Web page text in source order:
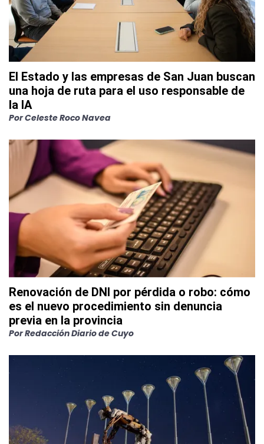
El Estado y las empresas de San Juan buscan
una hoja de ruta para el uso responsable de
la IA
PorCeleste Roco Navea
Renovación de DNI por pérdida o robo: cómo
es el nuevo procedimiento sin denuncia
previa en la provincia
PorRedacción Diario de Cuyo